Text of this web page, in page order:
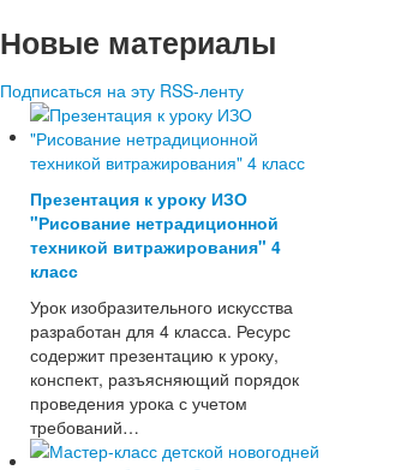
Новые материалы
Подписаться на эту RSS-ленту
Презентация к уроку ИЗО
"Рисование нетрадиционной
техникой витражирования" 4
класс
Урок изобразительного искусства
разработан для 4 класса. Ресурс
содержит презентацию к уроку,
конспект, разъясняющий порядок
проведения урока с учетом
требований…